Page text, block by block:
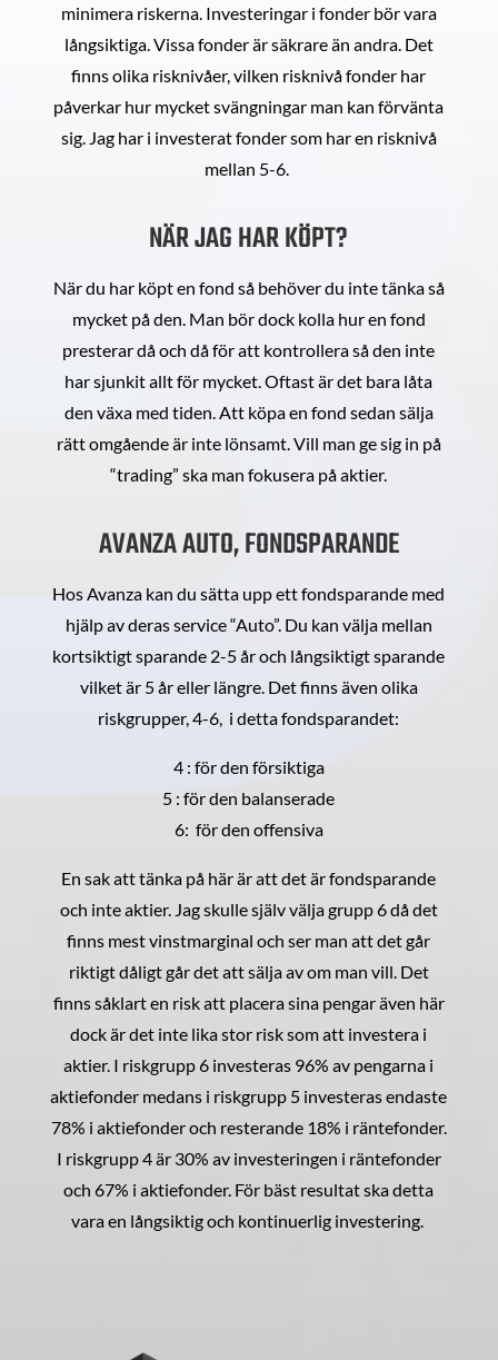
minimera riskerna. Investeringar i fonder bör vara
långsiktiga. Vissa fonder är säkrare än andra. Det
finns olika risknivåer, vilken risknivå fonder har
påverkar hur mycket svängningar man kan förvänta
sig. Jag har i investerat fonder som har en risknivå
mellan 5-6.
NÄR JAG HAR KÖPT?
När du har köpt en fond så behöver du inte tänka så
mycket på den. Man bör dock kolla hur en fond
presterar då och då för att kontrollera så den inte
har sjunkit allt för mycket. Oftast är det bara låta
den växa med tiden. Att köpa en fond sedan sälja
rätt omgående är inte lönsamt. Vill man ge sig in på
“trading” ska man fokusera på aktier.
AVANZA AUTO, FONDSPARANDE
Hos Avanza kan du sätta upp ett fondsparande med
hjälp av deras service “Auto”. Du kan välja mellan
kortsiktigt sparande 2-5 år och långsiktigt sparande
vilket är 5 år eller längre. Det finns även olika
riskgrupper, 4-6, i detta fondsparandet:
4 : för den försiktiga
5 : för den balanserade
6: för den offensiva
En sak att tänka på här är att det är fondsparande
och inte aktier. Jag skulle själv välja grupp 6 då det
finns mest vinstmarginal och ser man att det går
riktigt dåligt går det att sälja av om man vill. Det
finns såklart en risk att placera sina pengar även här
dock är det inte lika stor risk som att investera i
aktier. I riskgrupp 6 investeras 96% av pengarna i
aktiefonder medans i riskgrupp 5 investeras endaste
78% i aktiefonder och resterande 18% i räntefonder.
I riskgrupp 4 är 30% av investeringen i räntefonder
och 67% i aktiefonder. För bäst resultat ska detta
vara en långsiktig och kontinuerlig investering.